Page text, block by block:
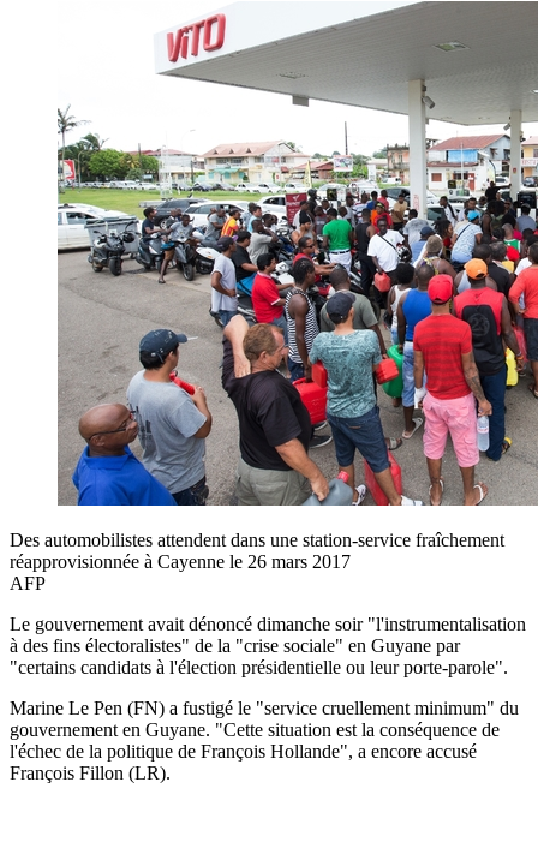
Des automobilistes attendent dans une station-service fraîchement
réapprovisionnée à Cayenne le 26 mars 2017
AFP
Le gouvernement avait dénoncé dimanche soir "l'instrumentalisation
à des fins électoralistes" de la "crise sociale" en Guyane par
"certains candidats à l'élection présidentielle ou leur porte-parole".
Marine Le Pen (FN) a fustigé le "service cruellement minimum" du
gouvernement en Guyane. "Cette situation est la conséquence de
l'échec de la politique de François Hollande", a encore accusé
François Fillon (LR).